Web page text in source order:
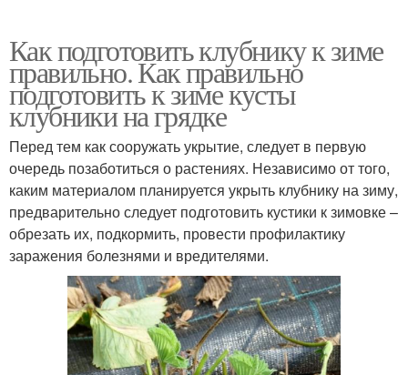
Как подготовить клубнику к зиме
правильно. Как правильно
подготовить к зиме кусты
клубники на грядке
Перед тем как сооружать укрытие, следует в первую
очередь позаботиться о растениях. Независимо от того,
каким материалом планируется укрыть клубнику на зиму,
предварительно следует подготовить кустики к зимовке –
обрезать их, подкормить, провести профилактику
заражения болезнями и вредителями.